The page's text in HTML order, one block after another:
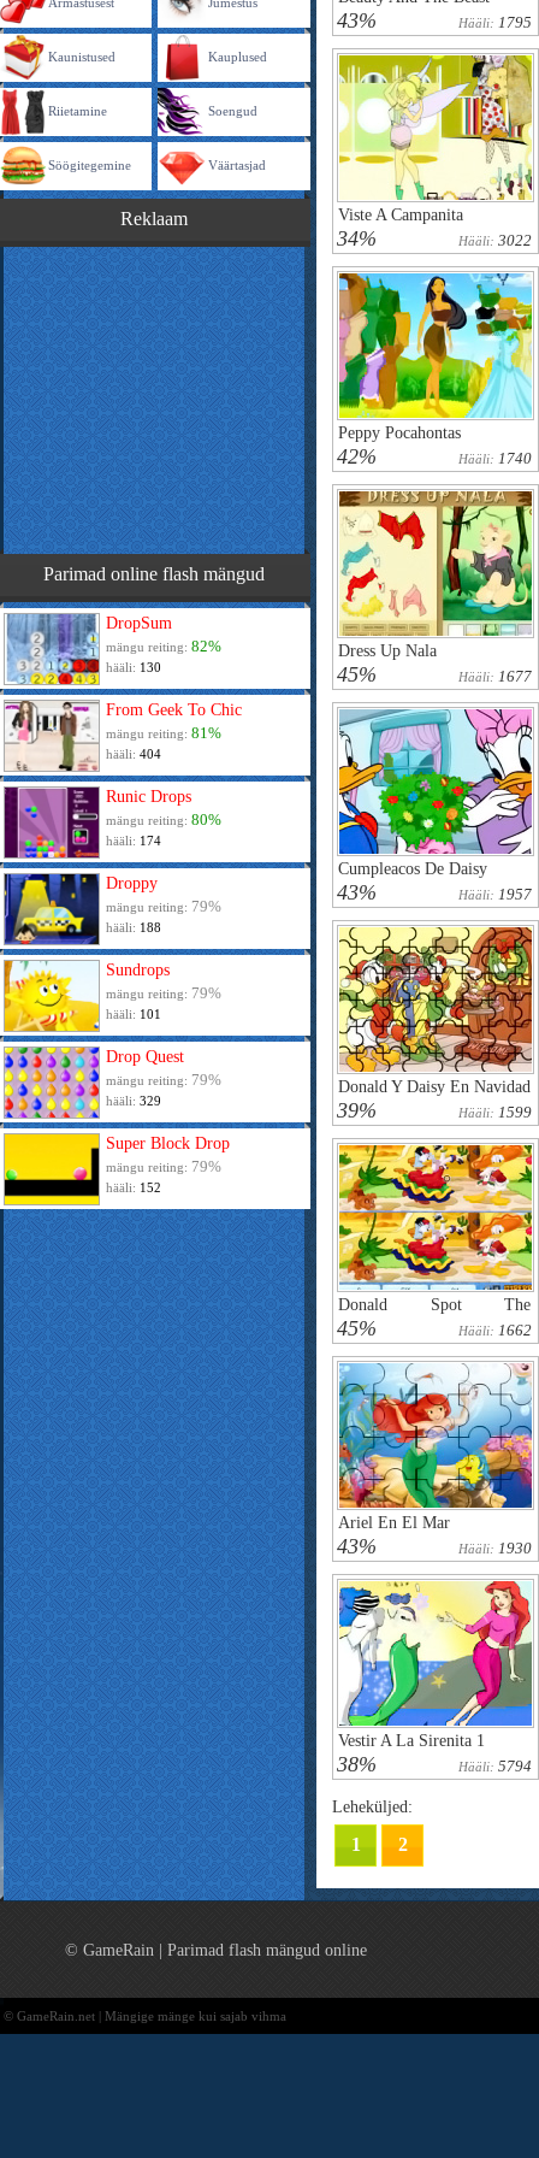
Kaunistused Kauplused
Riietamine Soengud
Söögitegemine Väärtasjad
Reklaam
Parimad online flash mängud
DropSum
mängu reiting: 82%
hääli: 130
From Geek To Chic
mängu reiting: 81%
hääli: 404
Runic Drops
mängu reiting: 80%
hääli: 174
Droppy
mängu reiting: 79%
hääli: 188
Sundrops
mängu reiting: 79%
hääli: 101
Drop Quest
mängu reiting: 79%
hääli: 329
Super Block Drop
mängu reiting: 79%
hääli: 152
43% Hääli: 1795
Viste A Campanita
34% Hääli: 3022
Peppy Pocahontas
42% Hääli: 1740
Dress Up Nala
45% Hääli: 1677
Cumpleaсos De Daisy
43% Hääli: 1957
Donald Y Daisy En Navidad
39% Hääli: 1599
Donald Spot The
Differences
45% Hääli: 1662
Ariel En El Mar
43% Hääli: 1930
Vestir A La Sirenita 1
38% Hääli: 5794
Leheküljed:
1 2
© GameRain | Parimad flash mängud online
© GameRain.net | Mängige mänge kui sajab vihma